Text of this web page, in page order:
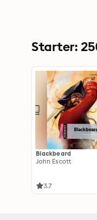
Starter:
Blackbeard
John Escott
3.7